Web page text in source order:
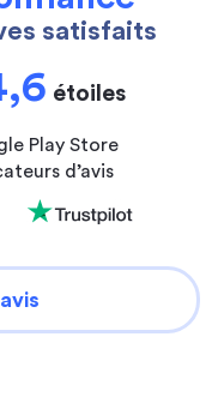
satisfaits
étoiles
Play Store
d’avis